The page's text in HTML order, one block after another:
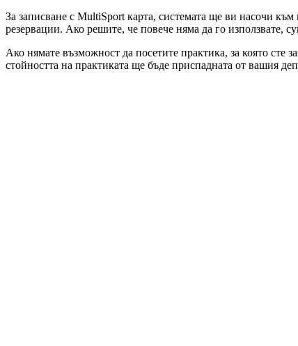
За записване с MultiSport карта, системата ще ви насочи
резервации. Ако решите, че повече няма да го използвате,
Ако нямате възможност да посетите практика, за която сте
стойността на практиката ще бъде приспадната от вашия